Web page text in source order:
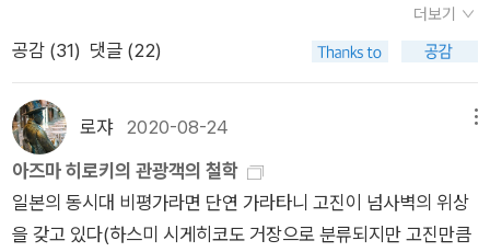
흘리던 어떤 사령관의 모습이 겹쳐져서 더욱 그랬다. 어쩌다가 우
리가 이렇게 되었나. 어쩌다가.
는 방법이 있으니, 그건 바로 '글쓰기'라는 것. 페미니즘 초기 역사
에서 '신과의 합입'로 남자들이 도달하지 못하는 위치, 신의 여자
가 되는 위치에 다다른 여성에 대한 이야기를 쓰려고 했으나(거
다 러너의 『역사 속의 페미니스트』), 일단 잠시 미뤄두고. ​​나는 오
히려 '죽음'에 대한 챕터가 인상 깊었다. 죽음-영혼-영생 류의 생
각은 언제나 나의 주된 관심사이다. 죽음과 관련된 책, 그것만으
로 승부한 책들을 읽어보아도 '뾰족한' 정답은 없다. 거칠게 이야
기하자면 논증은 이렇게 전개된다. 1) 죽음은 피할 수 없다 2) 죽
는 유익하게 작용하지만 후반이 되면 해롭게 작용한다고 가정하
히려 더 강인해지는 생물학적 현상(77쪽). '스트레스는 생명체를
강건하게 만든다.' 헤이플릭 한계Hayflick's limit: 인간의 세포도
력을 잃지 않을 수 있다. 하지만 삶의 어느 순간에는 안다는 사실
보다 중요한 건 '이게 뭔지 모르겠다'는 사실 같기도 하고. 그럴 때
사람이고 잘 멈추는 사람이기는 한데, 그래도 이 문장이 맘에 와
닿는다. 오로지 길은 걷는 것만이 중요하다. ​​ 2. 한나 아렌트 ​바로
지금 읽어야 할 철학자는 한나 아렌트. 상부의 지시에 따라 착착
계엄 작전을 실행했던 방첩사, 수방사, 정보사, 경찰들의 규모가
예상보다 훨씬 더 거대하다는 사실이 밝혀지고 있다. 매일의 뉴스
이를 테면 이런 대목. ​김건희가 사람 볼 줄 아는 눈이 있는 겨. 사
람을 알아볼 줄 알아. ​​명태균이 '김건희가 사람 볼 줄 아는 사람'이
다는 점이다. 그 지점에서만큼은 명태균에게는 1만큼의 과장도
없어 보이는데, 김건희는 문자 메시지에서 명태균을 선생님, 이라
불렀으니 말이다. ​​​우치다의 주장 중에 마음에 걸리는(동의하지
않는) 부분이 여럿 있기는 해도, 다시 찾게 되는 저자인데, 그의
더보기
공감 (31) 댓글 (22)
로쟈2020-08-24
아즈마 히로키의 관광객의 철학
일본의 동시대 비평가라면 단연 가라타니 고진이 넘사벽의 위상
을 갖고 있다(하스미 시게히코도 거장으로 분류되지만 고진만큼